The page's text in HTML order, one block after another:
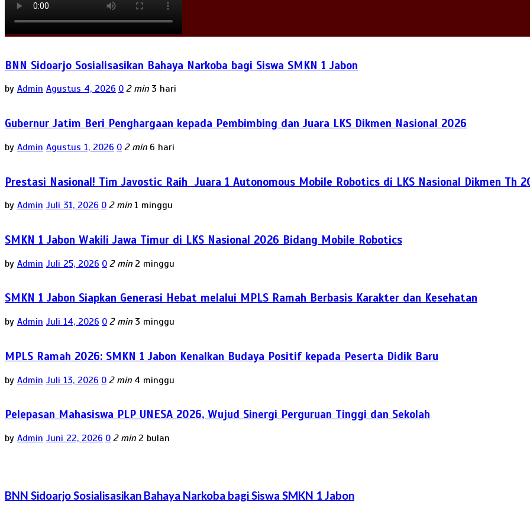
BNN Sidoarjo Sosialisasikan Bahaya Narkoba bagi Siswa SMKN 1 Jabon
by Admin Agustus 4, 2026 0 2 min 3 hari
Gubernur Jatim Beri Penghargaan kepada Pembimbing dan Juara LKS Dikmen Nasional 2026
by Admin Agustus 1, 2026 0 2 min 6 hari
Prestasi Nasional! Tim Javostic Raih Juara 1 Autonomous Mobile Robotics di LKS Nasional Dikmen Th
by Admin Juli 31, 2026 0 2 min 1 minggu
SMKN 1 Jabon Wakili Jawa Timur di LKS Nasional 2026 Bidang Mobile Robotics
by Admin Juli 25, 2026 0 2 min 2 minggu
SMKN 1 Jabon Siapkan Generasi Hebat melalui MPLS Ramah Berbasis Karakter dan Kesehatan
by Admin Juli 14, 2026 0 2 min 3 minggu
MPLS Ramah 2026: SMKN 1 Jabon Kenalkan Budaya Positif kepada Peserta Didik Baru
by Admin Juli 13, 2026 0 2 min 4 minggu
Pelepasan Mahasiswa PLP UNESA 2026, Wujud Sinergi Perguruan Tinggi dan Sekolah
by Admin Juni 22, 2026 0 2 min 2 bulan
BNN Sidoarjo Sosialisasikan Bahaya Narkoba bagi Siswa SMKN 1 Jabon